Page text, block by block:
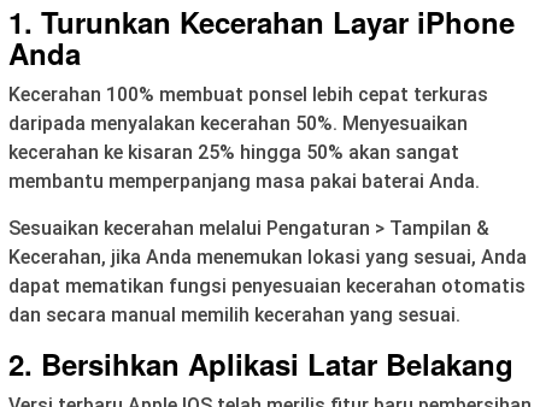
1. Turunkan Kecerahan Layar iPhone
Anda
Kecerahan 100% membuat ponsel lebih cepat terkuras
daripada menyalakan kecerahan 50%. Menyesuaikan
kecerahan ke kisaran 25% hingga 50% akan sangat
membantu memperpanjang masa pakai baterai Anda.
Sesuaikan kecerahan melalui Pengaturan > Tampilan &
Kecerahan, jika Anda menemukan lokasi yang sesuai, Anda
dapat mematikan fungsi penyesuaian kecerahan otomatis
dan secara manual memilih kecerahan yang sesuai.
2. Bersihkan Aplikasi Latar Belakang